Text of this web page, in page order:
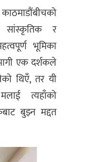
सांस्कृतिक र
भूमिका
एक दर्शकले
थिएँ, तर यी
त्यहाँको
बुझ्न मद्दत